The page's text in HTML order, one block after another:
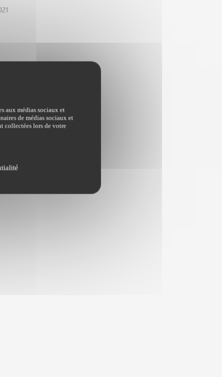
aux médias sociaux et
de médias sociaux et
collectées lors de votre